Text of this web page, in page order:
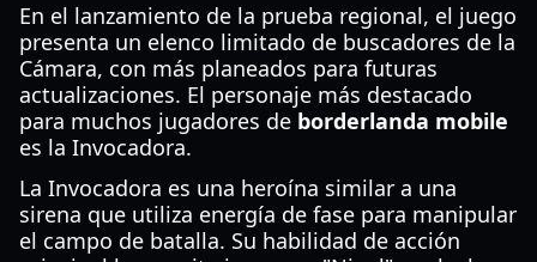
En el lanzamiento de la prueba regional, el juego
presenta un elenco limitado de buscadores de la
Cámara, con más planeados para futuras
actualizaciones. El personaje más destacado
para muchos jugadores de borderlanda mobile
es la Invocadora.
La Invocadora es una heroína similar a una
sirena que utiliza energía de fase para manipular
el campo de batalla. Su habilidad de acción